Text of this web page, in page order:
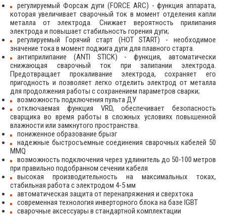
регулируемый Форсаж дуги (FORCE ARC) - функция аппарата,
которая увеличивает сварочный ток в момент отделения капли
металла от электрода. Снижает вероятность прилипания
электрода и повышает стабильность горения дуги;
регулируемый Горячий старт (HOT START) - необходимое
значение тока в момент поджига дуги для плавного старта.
антиприлипание (ANTI STICK) - функция, автоматически
снижающая сварочный ток при залипании электрода.
Предотвращает прокаливание электрода, сохраняет его
пригодность и позволяет легко отделить электрод от металла
для продолжения работы с сохранением параметров сварки;
возможность подключения пульта ДУ
отключаемая функция VRD, обеспечивает безопасность
сварщика во время работы в сложных условиях повышенной
влажности или замкнутого пространства.
пониженное образование брызг
надежные быстросъемные соединения сварочных кабелей 50
MMQ
возможность подключения через удлинитель до 50-100 метров
при правильно подобранном сечении кабеля
высокая производительность на максимальных токах,
стабильная работа с электродом 4-5 мм
автоматическая защита от перенапряжения и сверхтока
современная технология инверторного блока на базе IGBT
сварочные аксессуары в стандартной комплектации